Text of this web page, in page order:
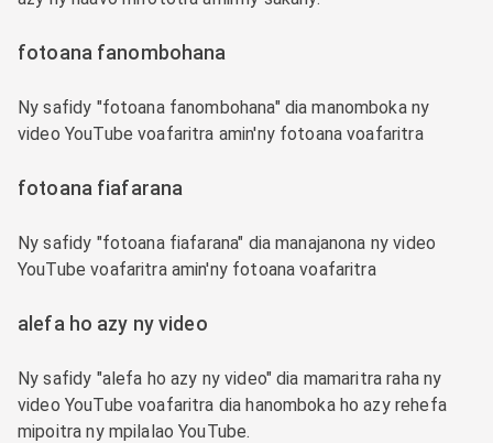
fotoana fanombohana
Ny safidy "fotoana fanombohana" dia manomboka ny
video YouTube voafaritra amin'ny fotoana voafaritra
fotoana fiafarana
Ny safidy "fotoana fiafarana" dia manajanona ny video
YouTube voafaritra amin'ny fotoana voafaritra
alefa ho azy ny video
Ny safidy "alefa ho azy ny video" dia mamaritra raha ny
video YouTube voafaritra dia hanomboka ho azy rehefa
mipoitra ny mpilalao YouTube.